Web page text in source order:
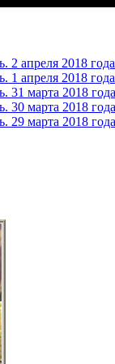
2 апреля 2018
1 апреля 2018
31 марта 2018
30 марта 2018
29 марта 2018